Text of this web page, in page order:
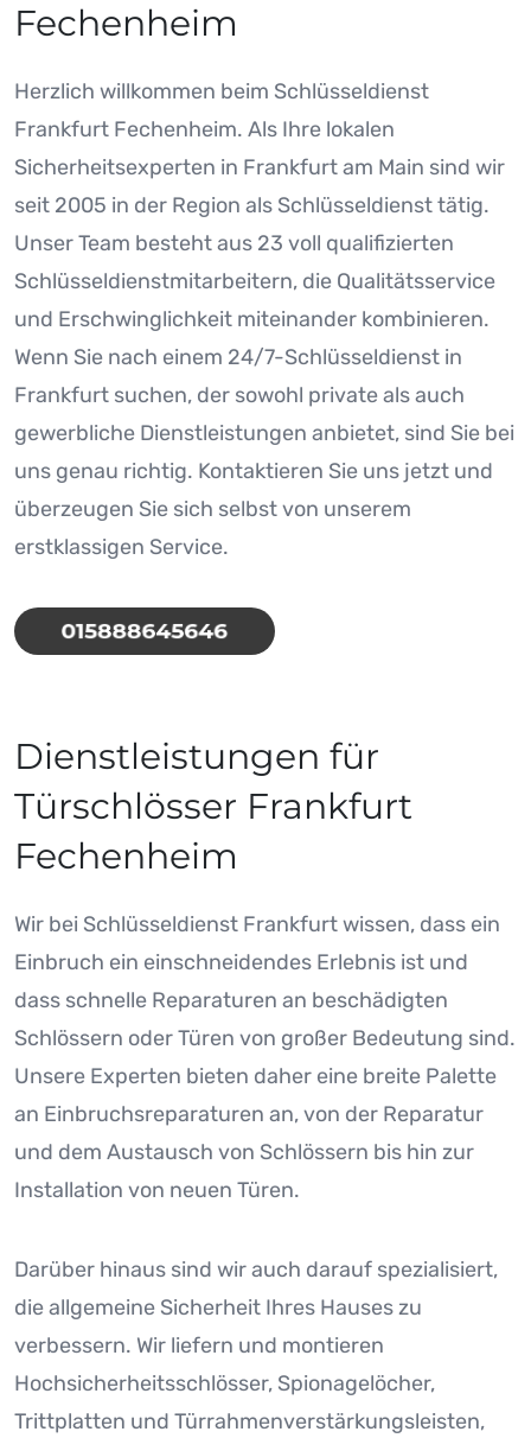
Fechenheim
Herzlich willkommen beim Schlüsseldienst
Frankfurt Fechenheim. Als Ihre lokalen
Sicherheitsexperten in Frankfurt am Main sind wir
seit 2005 in der Region als Schlüsseldienst tätig.
Unser Team besteht aus 23 voll qualifizierten
Schlüsseldienstmitarbeitern, die Qualitätsservice
und Erschwinglichkeit miteinander kombinieren.
Wenn Sie nach einem 24/7-Schlüsseldienst in
Frankfurt suchen, der sowohl private als auch
gewerbliche Dienstleistungen anbietet, sind Sie bei
uns genau richtig. Kontaktieren Sie uns jetzt und
überzeugen Sie sich selbst von unserem
erstklassigen Service.
Dienstleistungen für
Türschlösser Frankfurt
Fechenheim
Wir bei Schlüsseldienst Frankfurt wissen, dass ein
Einbruch ein einschneidendes Erlebnis ist und
dass schnelle Reparaturen an beschädigten
Schlössern oder Türen von großer Bedeutung sind.
Unsere Experten bieten daher eine breite Palette
an Einbruchsreparaturen an, von der Reparatur
und dem Austausch von Schlössern bis hin zur
Installation von neuen Türen.
Darüber hinaus sind wir auch darauf spezialisiert,
die allgemeine Sicherheit Ihres Hauses zu
verbessern. Wir liefern und montieren
Hochsicherheitsschlösser, Spionagelöcher,
Trittplatten und Türrahmenverstärkungsleisten,